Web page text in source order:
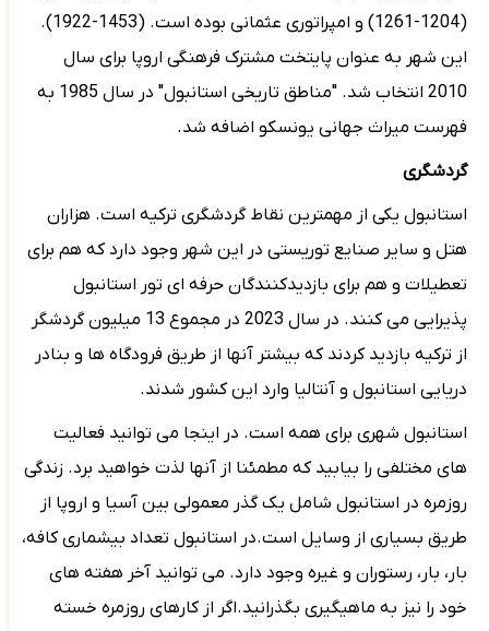
(1204-1261) و امپراتوری عثمانی بوده است. (1453-1922).
این شهر به عنوان پایتخت مشترک فرهنگی اروپا برای سال
2010 انتخاب شد. "مناطق تاریخی استانبول" در سال 1985 به
فهرست میراث جهانی یونسکو اضافه شد.
گردشگری
استانبول یکی از مهمترین نقاط گردشگری ترکیه است. هزاران
هتل و سایر صنایع توریستی در این شهر وجود دارد که هم برای
تعطیلات و هم برای بازدیدکنندگان حرفه ای تور استانبول
پذیرایی می کنند. در سال 2023 در مجموع
13میلیون گردشگر
از ترکیه بازدید کردند که بیشتر آنها از طریق فرودگاه ها و بنادر
دریایی استانبول و آنتالیا وارد این کشور شدند.
استانبول شهری برای همه است. در اینجا می توانید فعالیت
های مختلفی را بیابید که مطمئنا از آنها لذت خواهید برد. زندگی
روزمره در استانبول شامل یک گذر معمولی بین آسیا و اروپا از
طریق بسیاری از وسایل است.در استانبول تعداد بیشماری کافه،
بار، بار، رستوران و غیره وجود دارد. می توانید آخر هفته های
خود را نیز به ماهیگیری بگذرانید.اگر از کارهای روزمره خسته